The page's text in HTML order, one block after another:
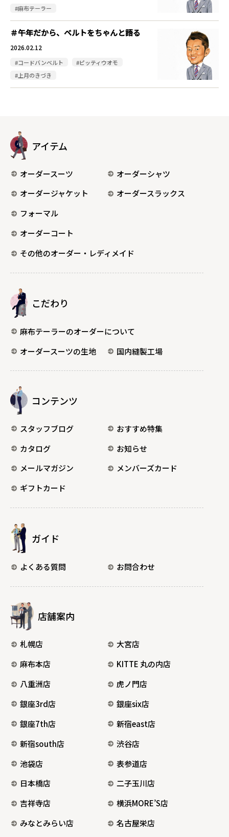
#麻布テーラー
＃午年だから、ベルトをちゃんと語る
2026.02.12
#コードバンベルト
#ピッティウオモ
#上月のきづき
アイテム
オーダースーツ
オーダーシャツ
オーダージャケット
オーダースラックス
フォーマル
オーダーコート
その他のオーダー・レディメイド
こだわり
麻布テーラーのオーダーについて
オーダースーツの生地
国内縫製工場
コンテンツ
スタッフブログ
おすすめ特集
カタログ
お知らせ
メールマガジン
メンバーズカード
ギフトカード
ガイド
よくある質問 お問合わせ
店舗案内
札幌店
大宮店
麻布本店
KITTE 丸の内店
八重洲店
虎ノ門店
銀座3rd店
銀座six店
銀座7th店
新宿east店
新宿south店
渋谷店
池袋店
表参道店
日本橋店
二子玉川店
吉祥寺店
横浜MORE’S店
みなとみらい店
名古屋栄店